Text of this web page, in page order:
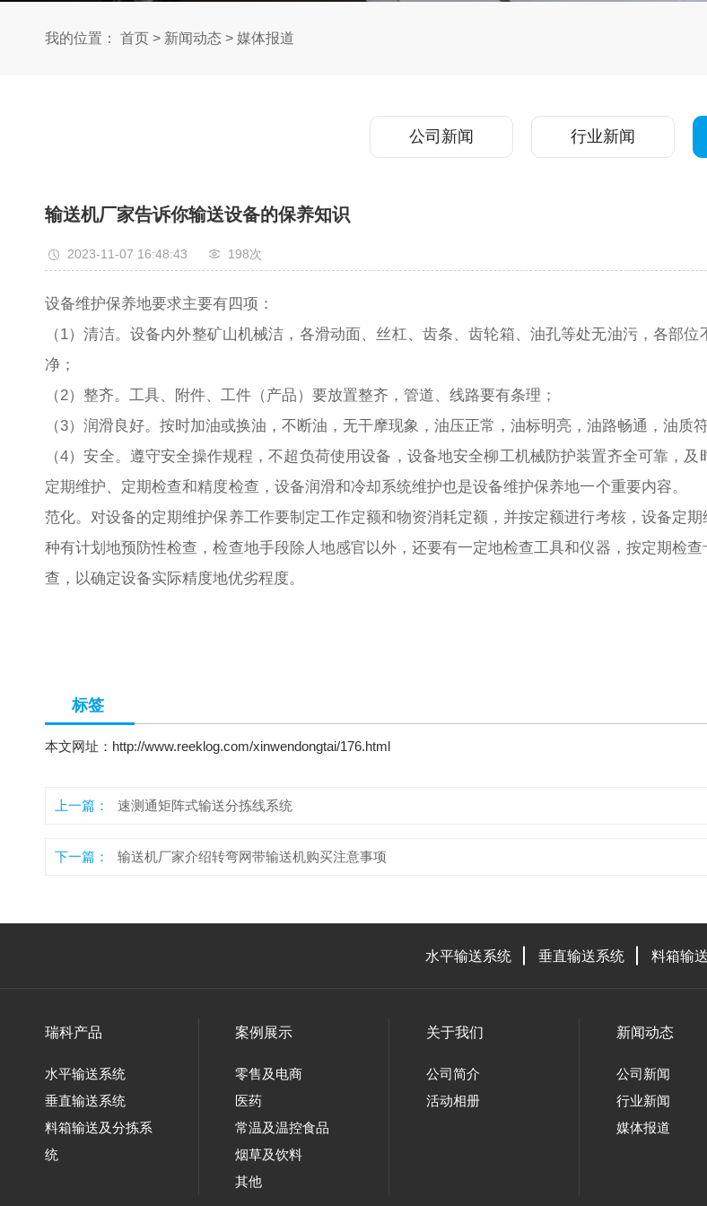
我的位置： 首页 > 新闻动态 > 媒体报道
公司新闻 行业新闻
输送机厂家告诉你输送设备的保养知识
2023-11-07 16:48:43 198次
设备维护保养地要求主要有四项：
（1）清洁。设备内外整矿山机械洁，各滑动面、丝杠、齿条、齿轮箱、油孔等处无油污，各部
净；
（2）整齐。工具、附件、工件（产品）要放置整齐，管道、线路要有条理；
（3）润滑良好。按时加油或换油，不断油，无干摩现象，油压正常，油标明亮，油路畅通，油
（4）安全。遵守安全操作规程，不超负荷使用设备，设备地安全柳工机械防护装置齐全可靠，
定期维护、定期检查和精度检查，设备润滑和冷却系统维护也是设备维护保养地一个重要内容
范化。对设备的定期维护保养工作要制定工作定额和物资消耗定额，并按定额进行考核，设备定
种有计划地预防性检查，检查地手段除人地感官以外，还要有一定地检查工具和仪器，按定期检
查，以确定设备实际精度地优劣程度。
标签
本文网址： http://www.reeklog.com/xinwendongtai/176.html
上一篇： 速测通矩阵式输送分拣线系统
下一篇： 输送机厂家介绍转弯网带输送机购买注意事项
水平输送系统 垂直输送系统 料箱输
瑞科产品
水平输送系统
垂直输送系统
料箱输送及分拣系
统
案例展示
零售及电商
医药
常温及温控食品
烟草及饮料
其他
关于我们
公司简介
活动相册
新闻动态
公司新闻
行业新闻
媒体报道